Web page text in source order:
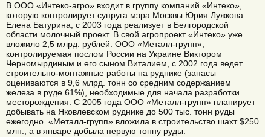
В ООО «Интеко-агро» входит в группу компаний «Интеко»,
которую контролирует супруга мэра Москвы Юрия Лужкова
Елена Батурина, с 2003 года реализует в Белгородской
области молочный проект. В свой агропроект «Интеко» уже
вложило 2,5 млрд. рублей. ООО «Металл-групп»,
контролируемая послом России на Украине Виктором
Черномырдиным и его сыном Виталием, с 2002 года ведет
строительно-монтажные работы на руднике (запасы
оцениваются в 9,6 млрд. тонн со средним содержанием
железа в руде 61%), необходимые для начала разработки
месторождения. С 2005 года ООО «Металл-групп» планирует
добывать на Яковлевском руднике до 500 тыс. тонн руды
ежегодно. «Металл-групп» вложила в строительство шахт $250
млн., а в январе добыла первую тонну руды.